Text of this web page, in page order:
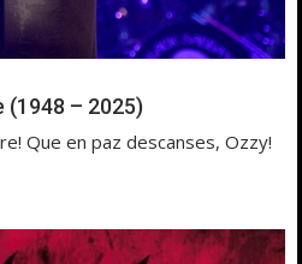
(1948 – 2025)
Que en paz descanses, Ozzy!